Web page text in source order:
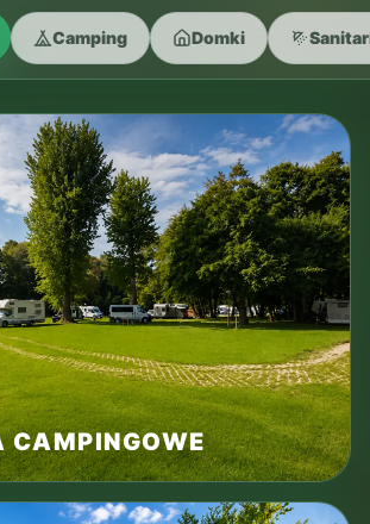
Camping Domki
CAMPINGOWE